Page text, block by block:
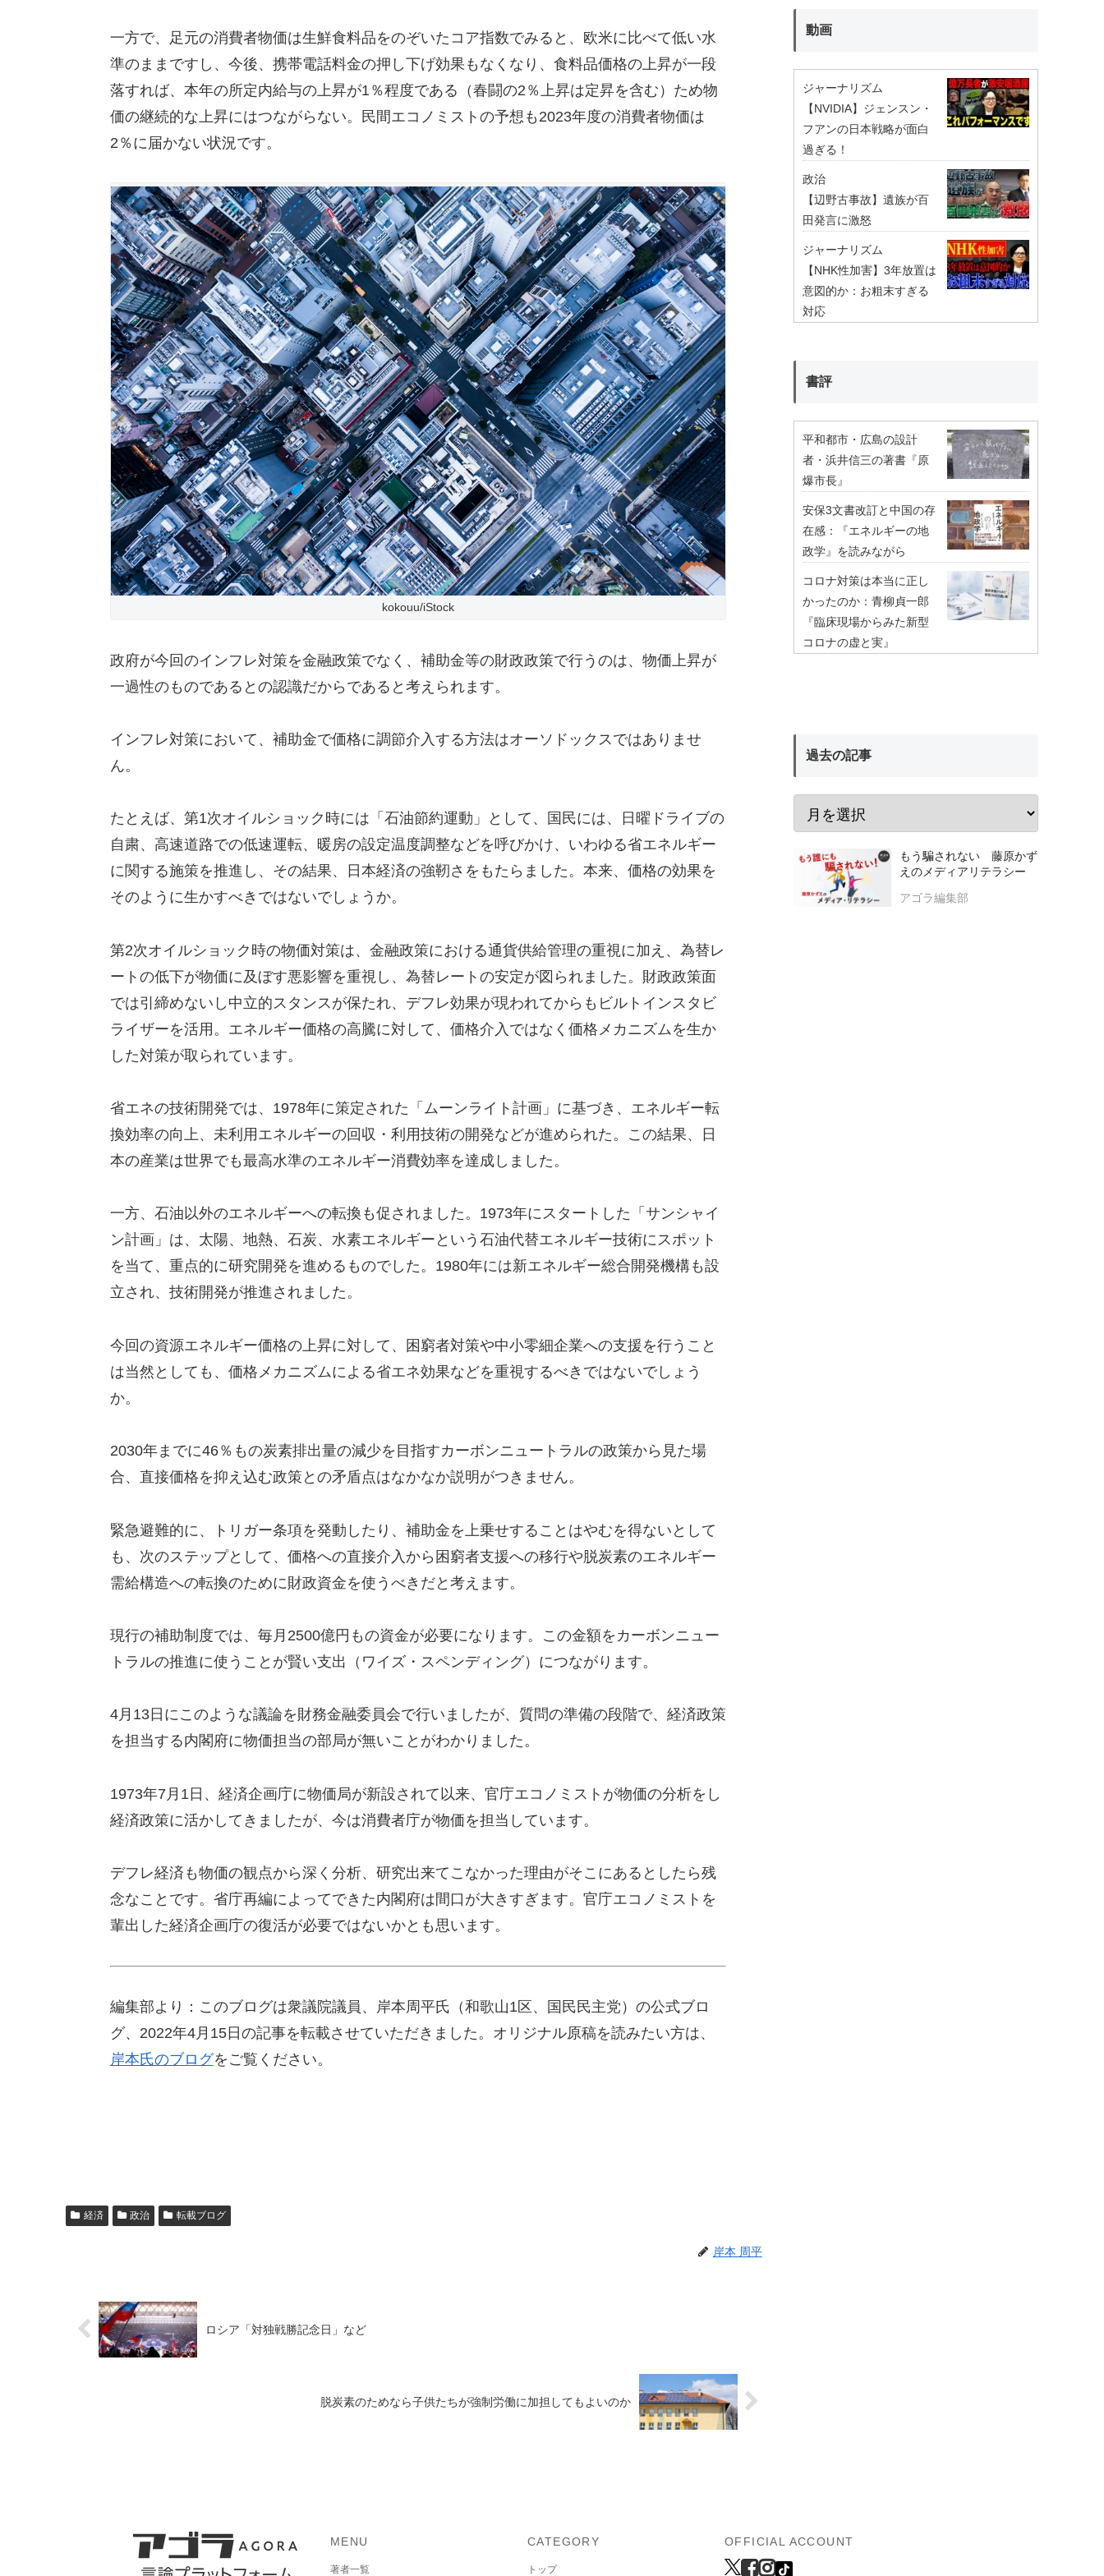
一方で、足元の消費者物価は生鮮食料品をのぞいたコア指数でみると、欧米に比べて低い水
準のままですし、今後、携帯電話料金の押し下げ効果もなくなり、食料品価格の上昇が一段
落すれば、本年の所定内給与の上昇が1％程度である（春闘の2％上昇は定昇を含む）ため物
価の継続的な上昇にはつながらない。民間エコノミストの予想も2023年度の消費者物価は
2％に届かない状況です。
kokouu/iStock
政府が今回のインフレ対策を金融政策でなく、補助金等の財政政策で行うのは、物価上昇が
一過性のものであるとの認識だからであると考えられます。
インフレ対策において、補助金で価格に調節介入する方法はオーソドックスではありませ
ん。
たとえば、第1次オイルショック時には「石油節約運動」として、国民には、日曜ドライブの
自粛、高速道路での低速運転、暖房の設定温度調整などを呼びかけ、いわゆる省エネルギー
に関する施策を推進し、その結果、日本経済の強靭さをもたらました。本来、価格の効果を
そのように生かすべきではないでしょうか。
第2次オイルショック時の物価対策は、金融政策における通貨供給管理の重視に加え、為替レ
ートの低下が物価に及ぼす悪影響を重視し、為替レートの安定が図られました。財政政策面
では引締めないし中立的スタンスが保たれ、デフレ効果が現われてからもビルトインスタビ
ライザーを活用。エネルギー価格の高騰に対して、価格介入ではなく価格メカニズムを生か
した対策が取られています。
省エネの技術開発では、1978年に策定された「ムーンライト計画」に基づき、エネルギー転
換効率の向上、未利用エネルギーの回収・利用技術の開発などが進められた。この結果、日
本の産業は世界でも最高水準のエネルギー消費効率を達成しました。
一方、石油以外のエネルギーへの転換も促されました。1973年にスタートした「サンシャイ
ン計画」は、太陽、地熱、石炭、水素エネルギーという石油代替エネルギー技術にスポット
を当て、重点的に研究開発を進めるものでした。1980年には新エネルギー総合開発機構も設
立され、技術開発が推進されました。
今回の資源エネルギー価格の上昇に対して、困窮者対策や中小零細企業への支援を行うこと
は当然としても、価格メカニズムによる省エネ効果などを重視するべきではないでしょう
か。
2030年までに46％もの炭素排出量の減少を目指すカーボンニュートラルの政策から見た場
合、直接価格を抑え込む政策との矛盾点はなかなか説明がつきません。
緊急避難的に、トリガー条項を発動したり、補助金を上乗せすることはやむを得ないとして
も、次のステップとして、価格への直接介入から困窮者支援への移行や脱炭素のエネルギー
需給構造への転換のために財政資金を使うべきだと考えます。
現行の補助制度では、毎月2500億円もの資金が必要になります。この金額をカーボンニュー
トラルの推進に使うことが賢い支出（ワイズ・スペンディング）につながります。
4月13日にこのような議論を財務金融委員会で行いましたが、質問の準備の段階で、経済政策
を担当する内閣府に物価担当の部局が無いことがわかりました。
1973年7月1日、経済企画庁に物価局が新設されて以来、官庁エコノミストが物価の分析をし
経済政策に活かしてきましたが、今は消費者庁が物価を担当しています。
デフレ経済も物価の観点から深く分析、研究出来てこなかった理由がそこにあるとしたら残
念なことです。省庁再編によってできた内閣府は間口が大きすぎます。官庁エコノミストを
輩出した経済企画庁の復活が必要ではないかとも思います。
編集部より：このブログは衆議院議員、岸本周平氏（和歌山1区、国民民主党）の公式ブロ
グ、2022年4月15日の記事を転載させていただきました。オリジナル原稿を読みたい方は、
岸本氏のブログをご覧ください。
経済 政治 転載ブログ
岸本 周平
ロシア「対独戦勝記念日」など
脱炭素のためなら子供たちが強制労働に加担してもよいのか
動画
ジャーナリズム
【NVIDIA】ジェンスン・
フアンの日本戦略が面白
過ぎる！
政治
【辺野古事故】遺族が百
田発言に激怒
ジャーナリズム
【NHK性加害】3年放置は
意図的か：お粗末すぎる
対応
書評
平和都市・広島の設計
者・浜井信三の著書『原
爆市長』
安保3文書改訂と中国の存
在感：『エネルギーの地
政学』を読みながら
コロナ対策は本当に正し
かったのか：青柳貞一郎
『臨床現場からみた新型
コロナの虚と実』
過去の記事
もう騙されない 藤原かず
えのメディアリテラシー
アゴラ編集部
MENU
著者一覧
CATEGORY
トップ
OFFICIAL ACCOUNT